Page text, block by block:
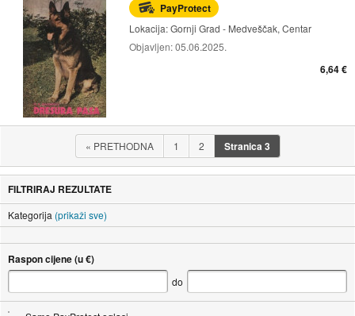
PayProtect
Lokacija:Gornji Grad - Medveščak, Centar
Objavljen:05.06.2025.
6,64 €
« PRETHODNA 1 2 Stranica3
FILTRIRAJ REZULTATE
Kategorija (prikaži sve)
Raspon cijene (u €)
do